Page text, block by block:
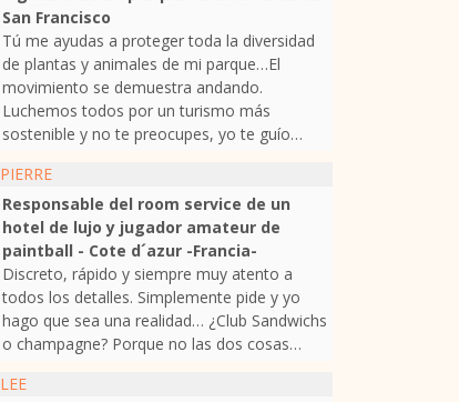
San Francisco
Tú me ayudas a proteger toda la diversidad
de plantas y animales de mi parque…El
movimiento se demuestra andando.
Luchemos todos por un turismo más
sostenible y no te preocupes, yo te guío…
PIERRE
Responsable del room service de un
hotel de lujo y jugador amateur de
paintball - Cote d´azur -Francia-
Discreto, rápido y siempre muy atento a
todos los detalles. Simplemente pide y yo
hago que sea una realidad… ¿Club Sandwichs
o champagne? Porque no las dos cosas…
LEE